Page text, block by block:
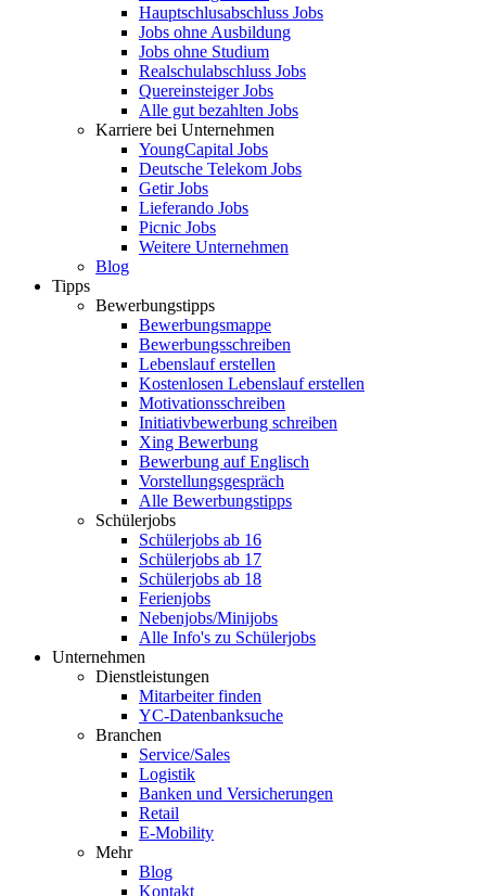
Hauptschlusabschluss Jobs
Jobs ohne Ausbildung
Jobs ohne Studium
Realschulabschluss Jobs
Quereinsteiger Jobs
Alle gut bezahlten Jobs
Karriere bei Unternehmen
YoungCapital Jobs
Deutsche Telekom Jobs
Getir Jobs
Lieferando Jobs
Picnic Jobs
Weitere Unternehmen
Blog
Tipps
Bewerbungstipps
Bewerbungsmappe
Bewerbungsschreiben
Lebenslauf erstellen
Kostenlosen Lebenslauf erstellen
Motivationsschreiben
Initiativbewerbung schreiben
Xing Bewerbung
Bewerbung auf Englisch
Vorstellungsgespräch
Alle Bewerbungstipps
Schülerjobs
Schülerjobs ab 16
Schülerjobs ab 17
Schülerjobs ab 18
Ferienjobs
Nebenjobs/Minijobs
Alle Info's zu Schülerjobs
Unternehmen
Dienstleistungen
Mitarbeiter finden
YC-Datenbanksuche
Branchen
Service/Sales
Logistik
Banken und Versicherungen
Retail
E-Mobility
Mehr
Blog
Kontakt